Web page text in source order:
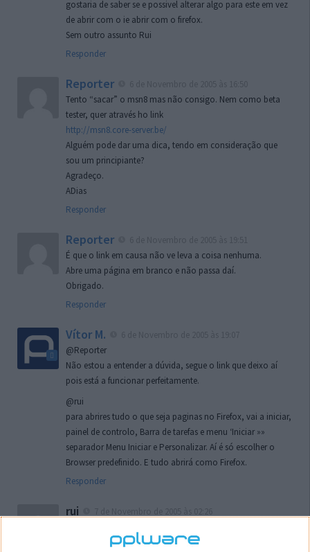
gostaria de saber se e possivel alterar algo para este em vez
de abrir com o ie abrir com o firefox.
Sem outro assunto Rui
Responder
Reporter
Tento “sacar” o msn8 mas não consigo. Nem como beta
tester, quer através ho link
http://msn8.core-server.be/
Alguém pode dar uma dica, tendo em consideração que
sou um principiante?
Agradeço.
ADias
Responder
Reporter
É que o link em causa não ve leva a coisa nenhuma.
Abre uma página em branco e não passa daí.
Obrigado.
Responder
Vítor M.
@Reporter
Não estou a entender a dúvida, segue o link que deixo aí
pois está a funcionar perfeitamente.
@rui
para abrires tudo o que seja paginas no Firefox, vai a iniciar,
painel de controlo, Barra de tarefas e menu ‘Iniciar »»
separador Menu Iniciar e Personalizar. Aí é só escolher o
Browser predefinido. E tudo abrirá como Firefox.
Responder
rui
localizaçao referida n se encontra la nada k me permita por